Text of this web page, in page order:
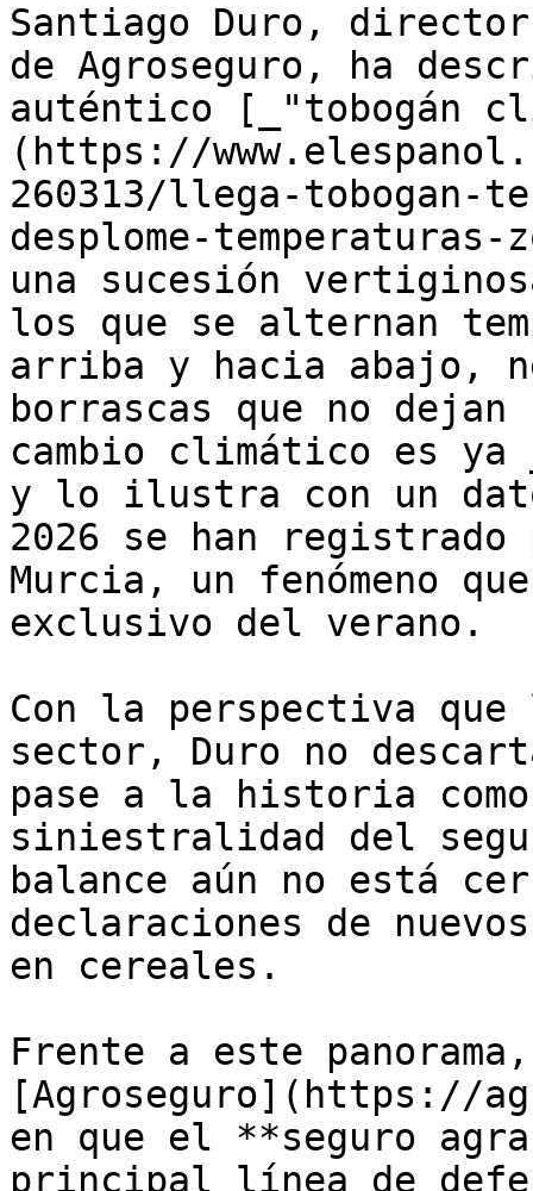
Santiago Duro,
de Agroseguro, ha
auténtico [_"tobogán
(https://
260313/llega-tobogan-
desplome-temperaturas-
una sucesión
los que se alternan
arriba y hacia abajo,
borrascas que no
cambio climático es ya
y lo ilustra con un
2026 se han
Murcia, un fenómeno
exclusivo del verano.
Con la perspectiva
sector, Duro no
pase a la historia como
siniestralidad del
balance aún no está
declaraciones de
en cereales.
Frente a este
[Agroseguro](https://
en que el **seguro
principal línea de